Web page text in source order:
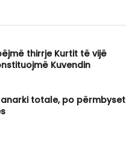
thirrje Kurtit të vijë
Kuvendin
anarki totale, po përmbyset